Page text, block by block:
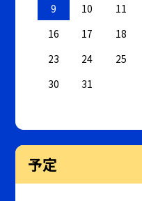
9
10 11
16
17 18
23
24 25
30
31
予定